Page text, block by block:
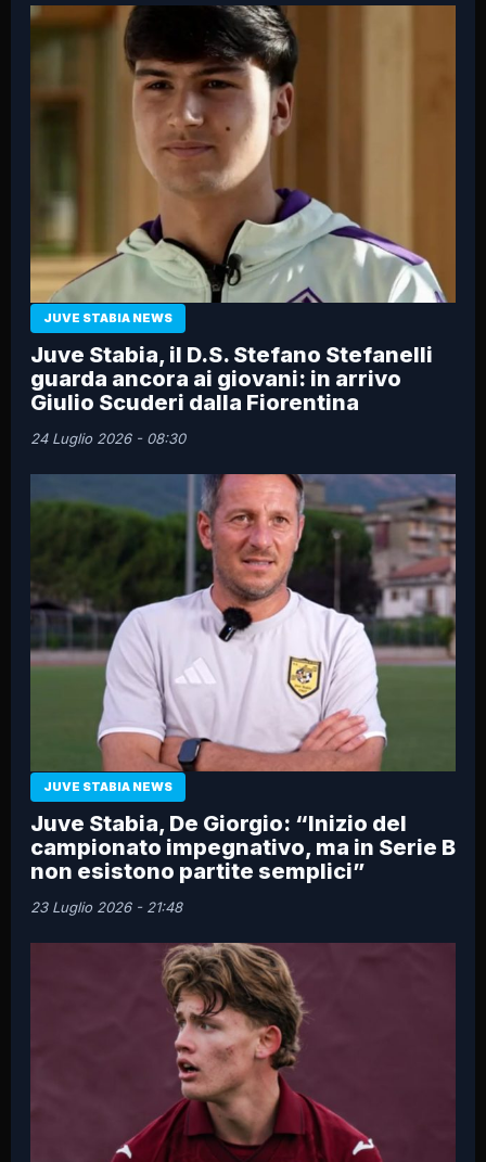
JUVE STABIA NEWS
Juve Stabia, il D.S. Stefano Stefanelli
guarda ancora ai giovani: in arrivo
Giulio Scuderi dalla Fiorentina
24 Luglio 2026 - 08:30
JUVE STABIA NEWS
Juve Stabia, De Giorgio: “Inizio del
campionato impegnativo, ma in Serie B
non esistono partite semplici”
23 Luglio 2026 - 21:48